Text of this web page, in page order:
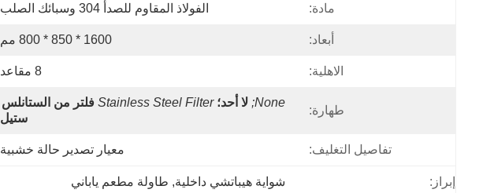
مادة: الفولاذ المقاوم للصدأ 304 وسبائك الصلب
أبعاد: 1600 * 850 * 800 مم
الاهلية: 8 مقاعد
طهارة:
None; لا أحد؛ Stainless Steel Filter
ستيل
تفاصيل التغليف: معيار تصدير حالة خشبية
إبراز: شواية هيباتشي داخلية, طاولة مطعم ياباني